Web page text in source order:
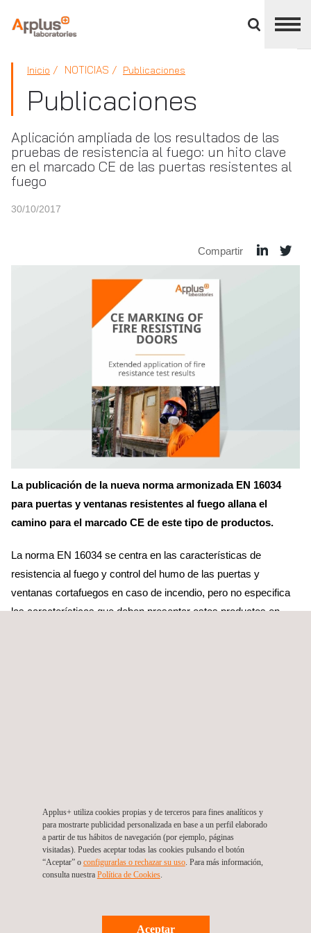
panel
APPLUS+
Inicio NOTICIAS Publicaciones
Publicaciones
Aplicación ampliada de los resultados de las
pruebas de resistencia al fuego: un hito clave
en el marcado CE de las puertas resistentes al
fuego
30/10/2017
Compartir
La publicación de la nueva norma armonizada EN 16034
para puertas y ventanas resistentes al fuego allana el
camino para el marcado CE de este tipo de productos.
La norma EN 16034 se centra en las características de
resistencia al fuego y control del humo de las puertas y
ventanas cortafuegos en caso de incendio, pero no especifica
las características que deben presentar estos productos en
Lee el artículo completo (en inglés)
Applus+ utiliza cookies propias y de terceros para fines analíticos y
para mostrarte publicidad personalizada en base a un perfil elaborado
a partir de tus hábitos de navegación (por ejemplo, páginas
visitadas). Puedes aceptar todas las cookies pulsando el botón
“Aceptar” o configurarlas o rechazar su uso. Para más información,
consulta nuestra Política de Cookies. ​
Aceptar